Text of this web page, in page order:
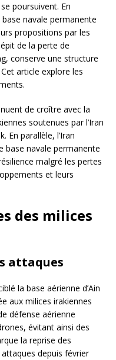
poursuivent. En
navale permanente
propositions par les
de la perte de
conserve une structure
article explore les
de croître avec la
soutenues par l’Iran
En parallèle, l’Iran
base navale permanente
malgré les pertes
et leurs
des milices
attaques
la base aérienne d’Ain
aux milices irakiennes
défense aérienne
évitant ainsi des
la reprise des
depuis février